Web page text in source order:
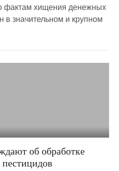
фактам хищения денежных
в значительном и крупном
об обработке